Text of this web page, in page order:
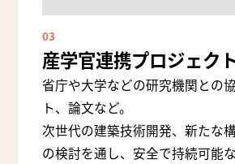
03
産学官連携プロジェク
省庁や大学などの研究機関との
ト、論文など。
次世代の建築技術開発、新たな
の検討を通し、安全で持続可能